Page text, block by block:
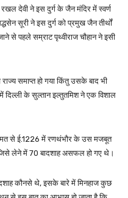
रखल देवी ने इस दुर्ग के जैन मंदिर में स्वर्ण
सूरी ने इस दुर्ग को प्रमुख जैन तीर्थों
से पहले सम्राट पृथ्वीराज चौहान ने इसी
समाप्त हो गया किंतु उसके बाद भी
दिल्ली के सुल्तान इल्तुतमिश ने एक विशाल
से ई.1226 में रणथंभौर के उस मजबूत
लेने में 70 बादशाह असफल हो गए थे।
कौनसे थे, इसके बारे में मिनहाज कुछ